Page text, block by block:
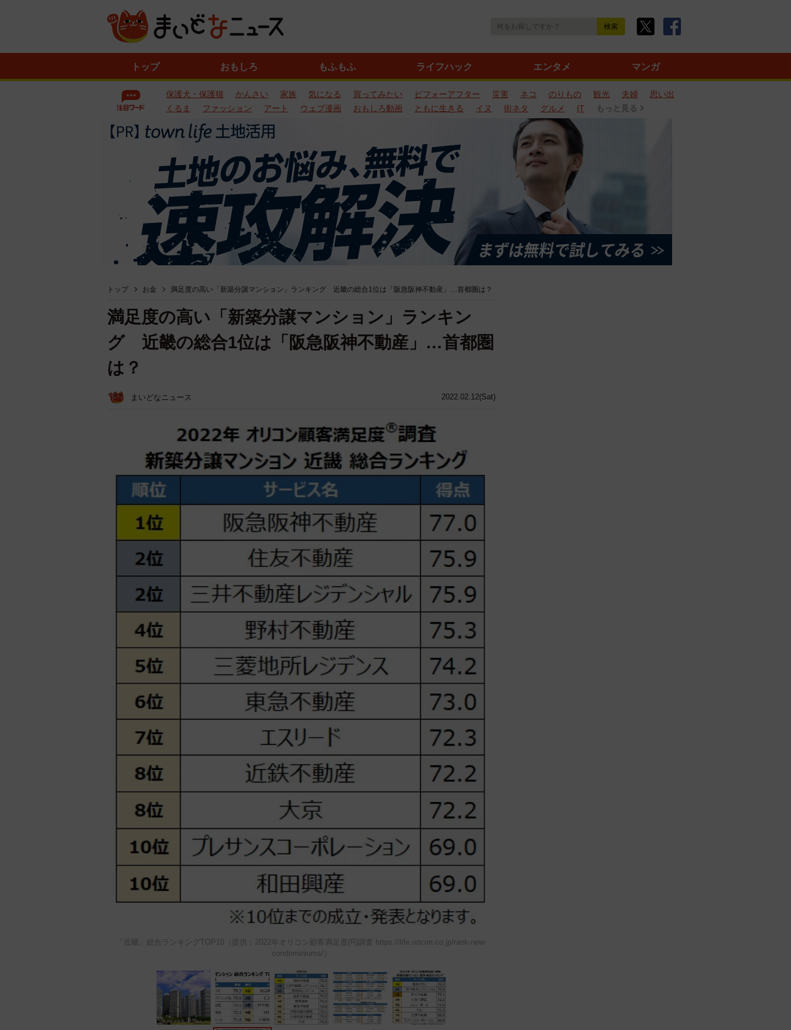
トップ おもしろ もふもふ ライフハック エンタメ マンガ
保護犬・保護猫 かんさい 家族 気になる 買ってみたい ビフォーアフター 災害 ネコ のりもの 観光 夫婦
思い出
くるま
ファッション アート ウェブ漫画 おもしろ動画 ともに生きる イヌ 街ネタ グルメ IT もっと見る
トップ お金 満足度の高い「新築分譲マンション」ランキング 近畿の総合1位は「阪急阪神不動産」…首都圏は？
2022.02.12(Sat)
満足度の高い「新築分譲マンション」ランキン
グ 近畿の総合1位は「阪急阪神不動産」…首都圏
は？
まいどなニュース
「近畿」総合ランキングTOP10（提供：2022年オリコン顧客満足度(R)調査 https://life.oricon.co.jp/rank-new-
condominiums/）